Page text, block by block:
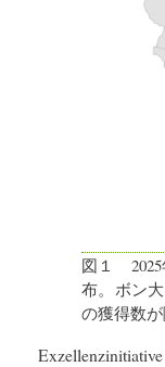
図１ 2025
布。ボン
の獲得数が